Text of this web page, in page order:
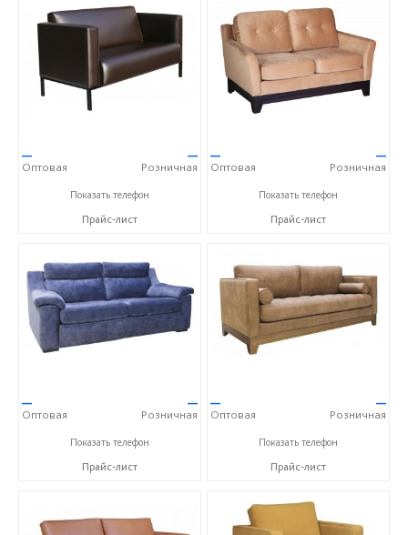
—
Оптовая
—
Розничная
+7 (495) 739 00 04
Показать телефон
Прайс-лист
—
Оптовая
—
Розничная
+7 (495) 739 00 04
Показать телефон
Прайс-лист
—
Оптовая
—
Розничная
+7 (495) 739 00 04
Показать телефон
Прайс-лист
—
Оптовая
—
Розничная
+7 (495) 739 00 04
Показать телефон
Прайс-лист